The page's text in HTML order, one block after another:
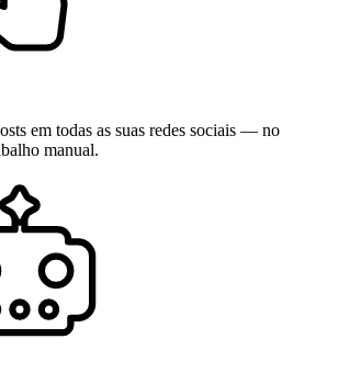
em todas as suas redes sociais — no
manual.